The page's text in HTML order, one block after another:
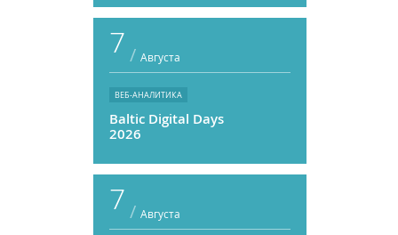
7 / Августа
ВЕБ-АНАЛИТИКА
Baltic Digital Days
2026
7 / Августа